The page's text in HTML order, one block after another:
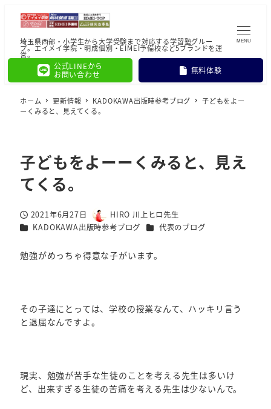
埼玉県西部・小学生から大学受験まで対応する学習塾グルー
プ。エイメイ学院・明成個別・EIMEI予備校など5ブランドを運
営。
公式LINEから
お問い合わせ
無料体験
MENU
ホーム 更新情報 KADOKAWA出版時参考ブログ
子どもをよー
ーくみると、見えてくる。
子どもをよーーくみると、見え
てくる。
投稿日2021年6月27日
著
者
HIRO 川上ヒロ先生
カテゴリー
KADOKAWA出版時参考ブログ カテゴリー
代表のブログ
勉強がめっちゃ得意な子がいます。
その子達にとっては、学校の授業なんて、ハッキリ言う
と退屈なんですよ。
現実、勉強が苦手な生徒のことを考える先生は多いけ
ど、出来すぎる生徒の苦痛を考える先生は少ないんで。